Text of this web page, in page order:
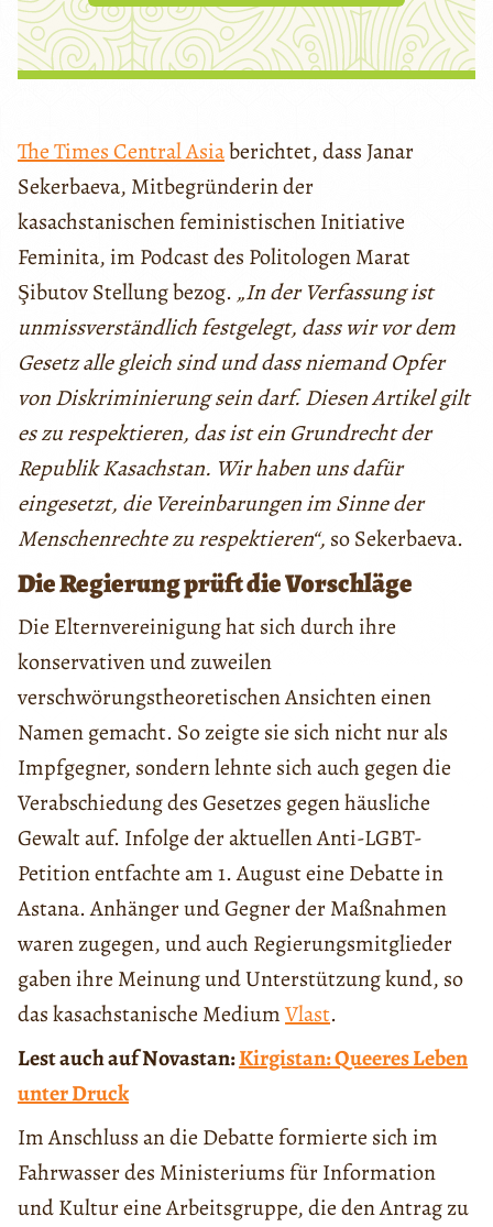
The Times Central Asiaberichtet, dass Janar
Sekerbaeva, Mitbegründerin der
kasachstanischen feministischen Initiative
Feminita, im Podcast des Politologen Marat
Şibutov Stellung bezog. „In der Verfassung ist
unmissverständlich festgelegt, dass wir vor dem
Gesetz alle gleich sind und dass niemand Opfer
von Diskriminierung sein darf. Diesen Artikel gilt
es zu respektieren, das ist ein Grundrecht der
Republik Kasachstan. Wir haben uns dafür
eingesetzt, die Vereinbarungen im Sinne der
Menschenrechte zu respektieren“, so Sekerbaeva.
Die Regierung prüft die Vorschläge
Die Elternvereinigung hat sich durch ihre
konservativen und zuweilen
verschwörungstheoretischen Ansichten einen
Namen gemacht. So zeigte sie sich nicht nur als
Impfgegner, sondern lehnte sich auch gegen die
Verabschiedung des Gesetzes gegen häusliche
Gewalt auf. Infolge der aktuellen Anti-LGBT-
Petition entfachte am 1. August eine Debatte in
Astana. Anhänger und Gegner der Maßnahmen
waren zugegen, und auch Regierungsmitglieder
gaben ihre Meinung und Unterstützung kund, so
das kasachstanische MediumVlast.
Lest auch auf Novastan:Kirgistan: Queeres Leben
unter Druck
Im Anschluss an die Debatte formierte sich im
Fahrwasser des Ministeriums für Information
und Kultur eine Arbeitsgruppe, die den Antrag zu